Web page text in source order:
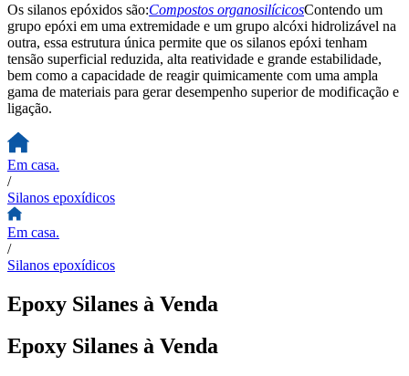
Os silanos epóxidos são:Compostos organosilícicosContendo um
grupo epóxi em uma extremidade e um grupo alcóxi hidrolizável na
outra, essa estrutura única permite que os silanos epóxi tenham
tensão superficial reduzida, alta reatividade e grande estabilidade,
bem como a capacidade de reagir quimicamente com uma ampla
gama de materiais para gerar desempenho superior de modificação e
ligação.
Em casa.
/
Silanos epoxídicos
Em casa.
/
Silanos epoxídicos
Epoxy Silanes à Venda
Epoxy Silanes à Venda